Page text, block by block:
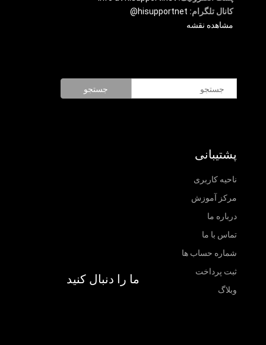
کانال تلگرام: hisupportnet@
مشاهده نقشه
پشتیبانی
ناحیه کاربری
مرکز آموزش
درباره ما
تماس با ما
شماره حساب ها
ثبت پرداخت
وبلاگ
ما را دنبال کنید